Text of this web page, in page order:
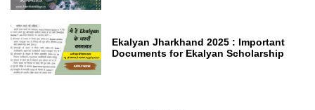
Ekalyan Jharkhand 2025 : Important
Documents for Ekalyan Scholarship